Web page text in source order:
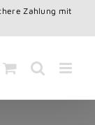
Zahlung mit